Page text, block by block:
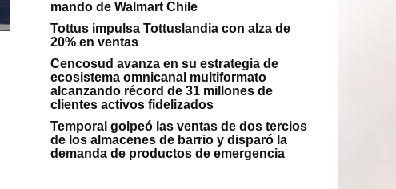
mando de Walmart Chile
Tottus impulsa Tottuslandia con alza de
20% en ventas
Cencosud avanza en su estrategia de
ecosistema omnicanal multiformato
alcanzando récord de 31 millones de
clientes activos fidelizados
Temporal golpeó las ventas de dos tercios
de los almacenes de barrio y disparó la
demanda de productos de emergencia